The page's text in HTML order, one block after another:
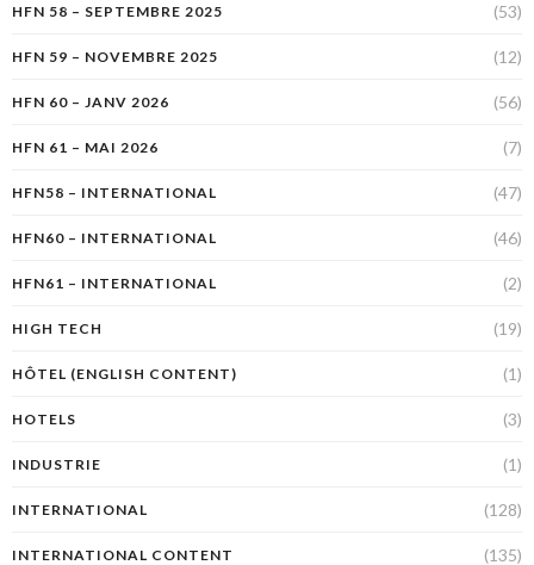
HFN 58 – SEPTEMBRE 2025 (53)
HFN 59 – NOVEMBRE 2025 (12)
HFN 60 – JANV 2026 (56)
HFN 61 – MAI 2026 (7)
HFN58 – INTERNATIONAL (47)
HFN60 – INTERNATIONAL (46)
HFN61 – INTERNATIONAL (2)
HIGH TECH (19)
HÔTEL (ENGLISH CONTENT) (1)
HOTELS (3)
INDUSTRIE (1)
INTERNATIONAL (128)
INTERNATIONAL CONTENT (135)